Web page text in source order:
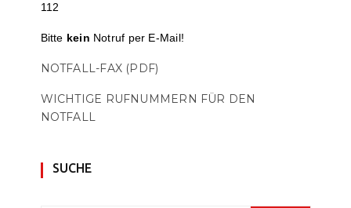
112
Bitte kein Notruf per E-Mail!
NOTFALL-FAX (PDF)
WICHTIGE RUFNUMMERN FÜR DEN
NOTFALL
SUCHE